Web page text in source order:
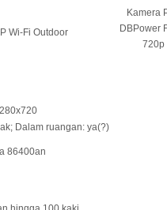
Wi-Fi Outdoor
Kamera
DBPower
720p
Dalam ruangan: ya(?)
86400an